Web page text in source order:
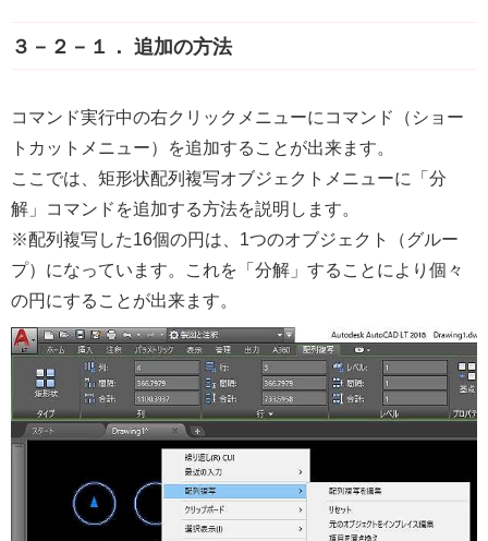
３－２－１． 追加の方法
コマンド実行中の右クリックメニューにコマンド（ショー
トカットメニュー）を追加することが出来ます。
ここでは、矩形状配列複写オブジェクトメニューに「分
解」コマンドを追加する方法を説明します。
※配列複写した16個の円は、1つのオブジェクト（グルー
プ）になっています。これを「分解」することにより個々
の円にすることが出来ます。